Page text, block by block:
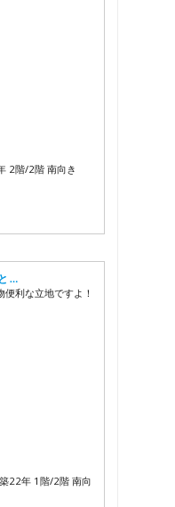
2階/2階 南向き
…
利な立地ですよ！
22年 1階/2階 南向